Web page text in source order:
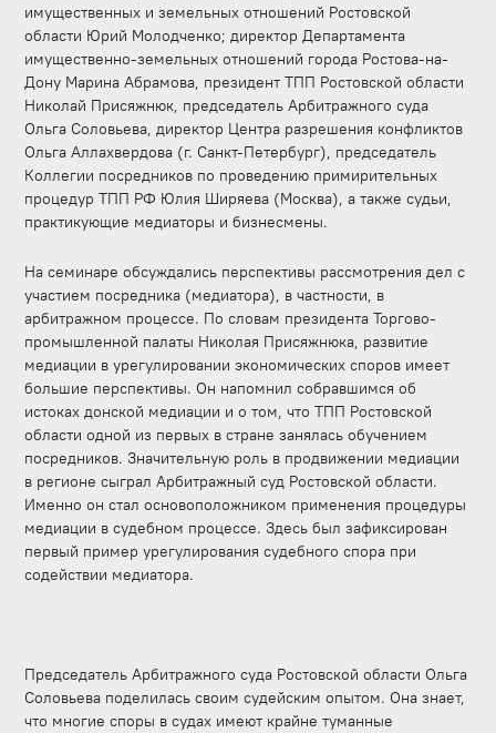
имущественных и земельных отношений Ростовской
области Юрий Молодченко; директор Департамента
имущественно-земельных отношений города Ростова-на-
Дону Марина Абрамова, президент ТПП Ростовской области
Николай Присяжнюк, председатель Арбитражного суда
Ольга Соловьева, директор Центра разрешения конфликтов
Ольга Аллахвердова (г. Санкт-Петербург), председатель
Коллегии посредников по проведению примирительных
процедур ТПП РФ Юлия Ширяева (Москва), а также судьи,
практикующие медиаторы и бизнесмены.
На семинаре обсуждались перспективы рассмотрения дел с
участием посредника (медиатора), в частности, в
арбитражном процессе. По словам президента Торгово-
промышленной палаты Николая Присяжнюка, развитие
медиации в урегулировании экономических споров имеет
большие перспективы. Он напомнил собравшимся об
истоках донской медиации и о том, что ТПП Ростовской
области одной из первых в стране занялась обучением
посредников. Значительную роль в продвижении медиации
в регионе сыграл Арбитражный суд Ростовской области.
Именно он стал основоположником применения процедуры
медиации в судебном процессе. Здесь был зафиксирован
первый пример урегулирования судебного спора при
содействии медиатора.
Председатель Арбитражного суда Ростовской области Ольга
Соловьева поделилась своим судейским опытом. Она знает,
что многие споры в судах имеют крайне туманные